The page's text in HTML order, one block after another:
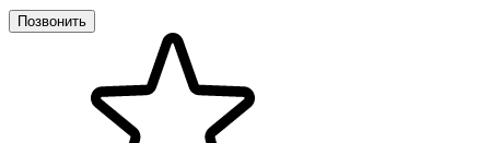
Позвонить